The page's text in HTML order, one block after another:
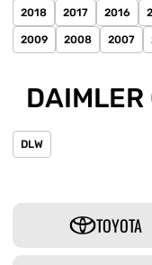
2018 2017 2016
2009 2008 2007
DLW
TOYOTA